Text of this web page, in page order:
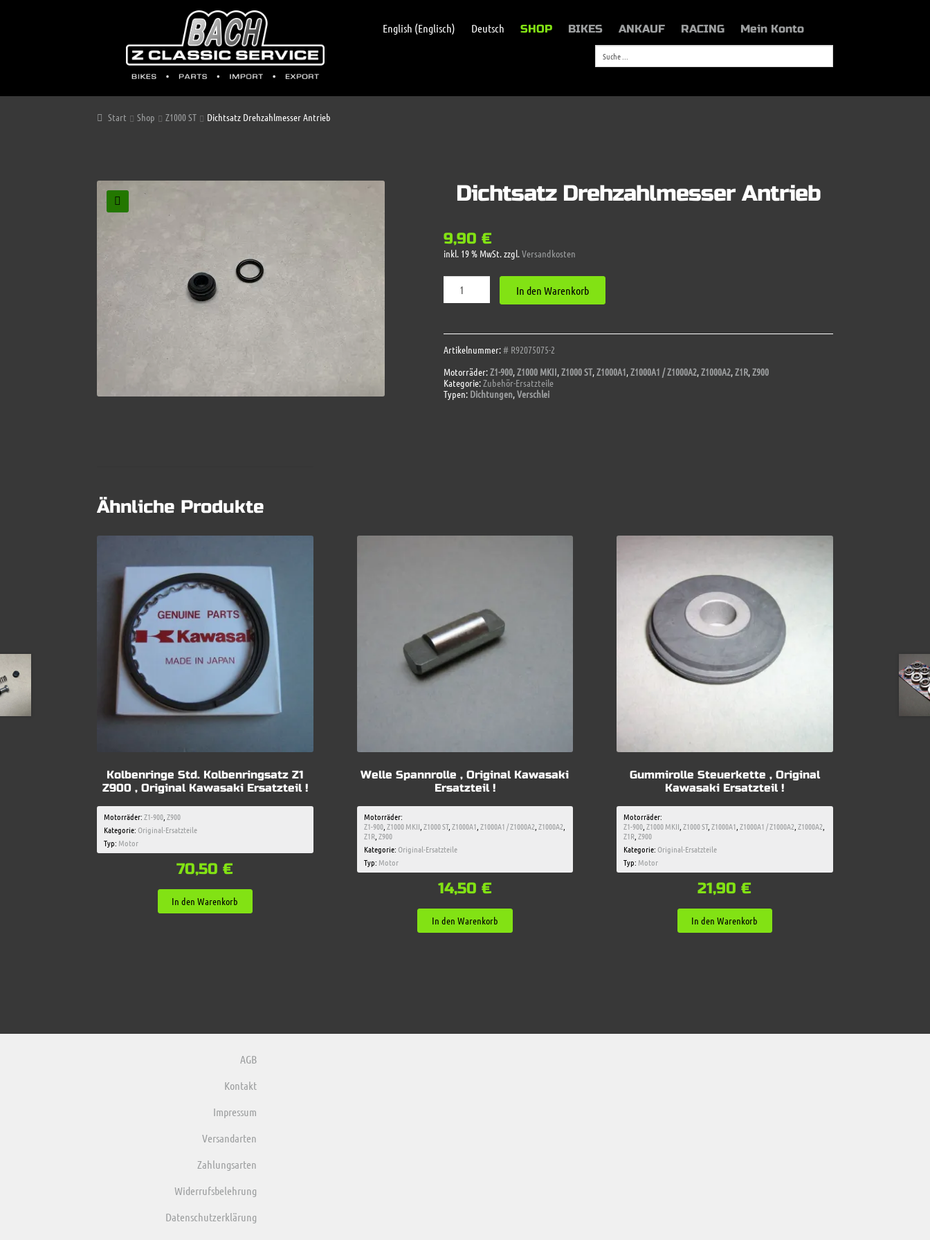
English (Englisch) Deutsch SHOP BIKES ANKAUF RACING Mein Konto
Start Shop Z1000 ST Dichtsatz Drehzahlmesser Antrieb
Dichtsatz Drehzahlmesser Antrieb
9,90 €
inkl. 19 % MwSt.zzgl.Versandkosten
Drehzahlmesser
In den Warenkorb
Artikelnummer:# R92075075-2
Motorräder:Z1-900,Z1000 MKII,Z1000 ST,Z1000A1,Z1000A1 / Z1000A2,Z1000A2,Z1R,Z900
Kategorie:Zubehör-Ersatzteile
Typen: Dichtungen,Verschlei
Ähnliche Produkte
Kolbenringe Std. Kolbenringsatz Z1
Z900 , Original Kawasaki Ersatzteil !
Motorräder:Z1-900 ,Z900
Kategorie:Original-Ersatzteile
Typ: Motor
70,50€
In den Warenkorb
Welle Spannrolle , Original Kawasaki
Ersatzteil !
Motorräder:
Z1-900, Z1000 MKII Z1000 ST, Z1000A1 Z1000A1 / Z1000A2 Z1000A2
Z1R, Z900
Kategorie:Original-Ersatzteile
Typ: Motor
14,50 €
In den Warenkorb
Gummirolle Steuerkette , Original
Kawasaki Ersatzteil !
Motorräder:
Z1-900 ,Z1000 MKII ,Z1000 ST,Z1000A1 ,Z1000A1 / Z1000A2 ,Z1000A2
Z1R ,Z900
Kategorie:Original-Ersatzteile
Typ: Motor
21,90€
In den Warenkorb
AGB
Kontakt
Impressum
Versandarten
Zahlungsarten
Widerrufsbelehrung
Datenschutzerklärung